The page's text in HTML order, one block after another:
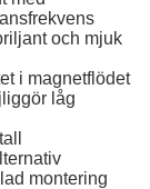
och mjuk
i magnetflödet
låg
montering